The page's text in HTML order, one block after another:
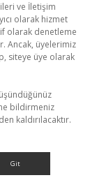
ve İletişim
olarak hizmet
olarak denetleme
Ancak, üyelerimiz
siteye üye olarak
bildirmeniz
kaldırılacaktır.